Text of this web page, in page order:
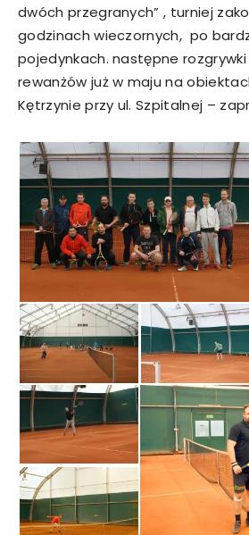
dwóch przegranych” , turniej
godzinach wieczornych, po
pojedynkach. następne
rewanżów już w maju na
Kętrzynie przy ul. Szpitalnej –